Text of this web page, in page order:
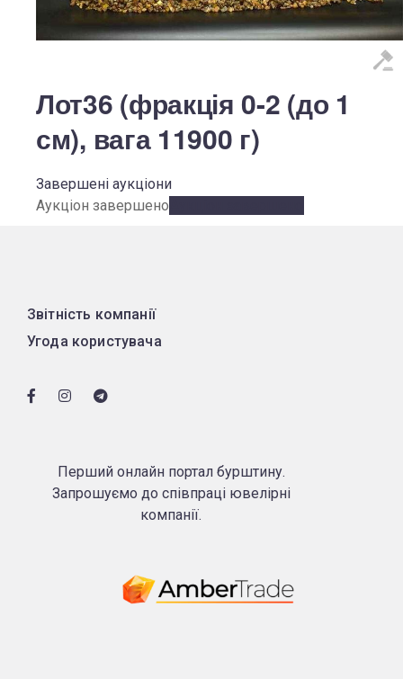
Лот36 (фракція 0-2 (до 1
см), вага 11900 г)
Завершені аукціони
Аукціон завершено
Звітність компанії
Угода користувача
Перший онлайн портал бурштину.
Запрошуємо до співпраці ювелірні
компанії.